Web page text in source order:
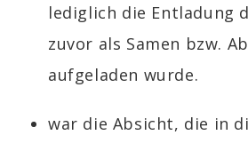
lediglich die Entladung
zuvor als Samen bzw.
aufgeladen wurde.
war die Absicht, die in